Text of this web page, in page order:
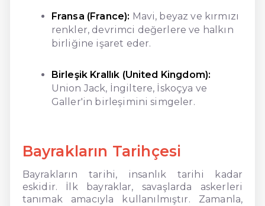
Fransa (France): Mavi, beyaz ve kırmızı
renkler, devrimci değerlere ve halkın
birliğine işaret eder.
Birleşik Krallık (United Kingdom):
Union Jack, İngiltere, İskoçya ve
Galler'in birleşimini simgeler.
Bayrakların Tarihçesi
Bayrakların tarihi, insanlık tarihi kadar
eskidir. İlk bayraklar, savaşlarda askerleri
tanımak amacıyla kullanılmıştır. Zamanla,